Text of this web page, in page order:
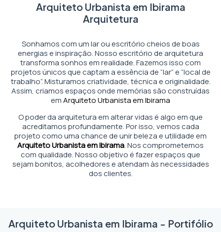
Arquiteto Urbanista em Ibirama
Arquitetura
Sonhamos com um lar ou escritório cheios de boas
energias e inspiração. Nosso escritório de arquitetura
transforma sonhos em realidade. Fazemos isso com
projetos únicos que captam a essência de “lar” e “local de
trabalho”. Misturamos criatividade, técnica e originalidade.
Assim, criamos espaços onde memórias são construídas
emArquiteto Urbanista em Ibirama
O poder da arquitetura em alterar vidas é algo em que
acreditamos profundamente. Por isso, vemos cada
projeto como uma chance de unir beleza e utilidade em
Arquiteto Urbanista em Ibirama. Nos comprometemos
com qualidade. Nosso objetivo é fazer espaços que
sejam bonitos, acolhedores e atendam às necessidades
dos clientes.
Arquiteto Urbanista em Ibirama - Portifólio